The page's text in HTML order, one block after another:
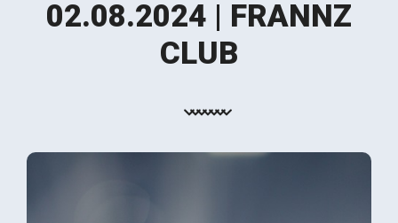
02.08.2024 | FRANNZ
CLUB